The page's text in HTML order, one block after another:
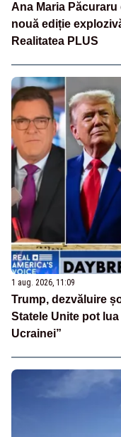
Ana Maria
nouă ediție
Realitatea PLUS
1 aug. 2026, 11:09
Trump, dezvăluire
Statele Unite pot
Ucrainei”